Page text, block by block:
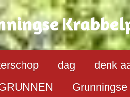
K
dag denk